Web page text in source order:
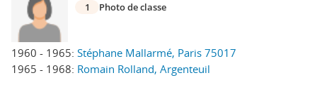
1960 - 1965: Stéphane Mallarmé, Paris 75017
1965 - 1968: Romain Rolland, Argenteuil
1
Photo de classe